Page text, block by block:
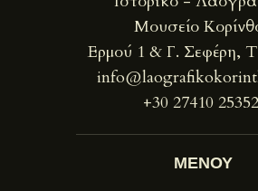
Μουσείο
Ερμού 1 & Γ. Σεφέρη,
+30 27410 25352
ΜΕΝΟΥ